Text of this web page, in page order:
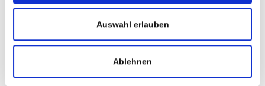
Auswahl erlauben
Ablehnen
operiert werden.
Über die Humanomed Consult
Die Humanomed betreibt private Gesundheitseinrichtungen